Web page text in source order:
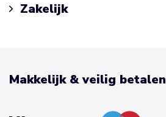
Zakelijk
Makkelijk & veilig betalen